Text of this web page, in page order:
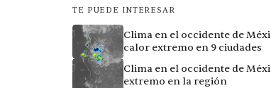
TE PUEDE INTERESAR
Clima en el occidente de
calor extremo en 9 ciudades
Clima en el occidente de
extremo en la región